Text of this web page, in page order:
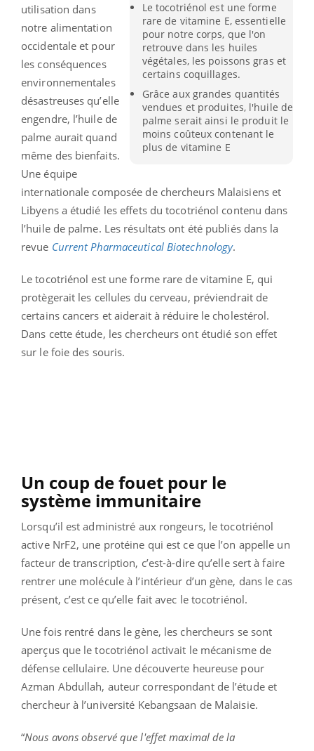
Le tocotriénol est une forme
rare de vitamine E, essentielle
pour notre corps, que l'on
retrouve dans les huiles
végétales, les poissons gras et
certains coquillages.
Grâce aux grandes quantités
vendues et produites, l'huile de
palme serait ainsi le produit le
moins coûteux contenant le
plus de vitamine E
utilisation dans
notre alimentation
occidentale et pour
les conséquences
environnementales
désastreuses qu’elle
engendre, l’huile de
palme aurait quand
même des bienfaits.
Une équipe
internationale composée de chercheurs Malaisiens et
Libyens a étudié les effets du tocotriénol contenu dans
l’huile de palme. Les résultats ont été publiés dans la
revue Current Pharmaceutical Biotechnology.
Le tocotriénol est une forme rare de vitamine E, qui
protègerait les cellules du cerveau, préviendrait de
certains cancers et aiderait à réduire le cholestérol.
Dans cette étude, les chercheurs ont étudié son effet
sur le foie des souris.
Un coup de fouet pour le
système immunitaire
Lorsqu’il est administré aux rongeurs, le tocotriénol
active NrF2, une protéine qui est ce que l’on appelle un
facteur de transcription, c’est-à-dire qu’elle sert à faire
rentrer une molécule à l’intérieur d’un gène, dans le cas
présent, c’est ce qu’elle fait avec le tocotriénol.
Une fois rentré dans le gène, les chercheurs se sont
aperçus que le tocotriénol activait le mécanisme de
défense cellulaire. Une découverte heureuse pour
Azman Abdullah, auteur correspondant de l’étude et
chercheur à l’université Kebangsaan de Malaisie.
“Nous avons observé que l'effet maximal de la